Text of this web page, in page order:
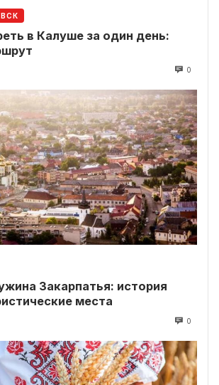
в Калуше за один день:
0
Закарпатья: история
места
0